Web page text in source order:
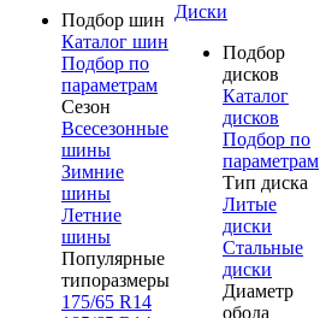
Подбор шин
Каталог шин
Подбор по
параметрам
Сезон
Всесезонные
шины
Зимние
шины
Летние
шины
Популярные
типоразмеры
175/65 R14
Диски
Подбор
дисков
Каталог
дисков
Подбор по
параметрам
Тип диска
Литые
диски
Стальные
диски
Диаметр
обода